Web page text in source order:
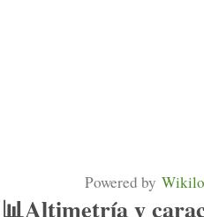
Powered by
📊Altimetría y